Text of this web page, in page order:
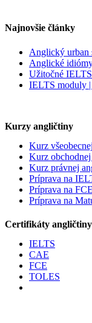
Najnovšie články
Anglický urban
Anglické
Užitočné
IELTS moduly
Kurzy angličtiny
Kurz
Kurz
Kurz právnej
Príprava na
Príprava na
Príprava na
Certifikáty angličtiny
IELTS
CAE
FCE
TOLES